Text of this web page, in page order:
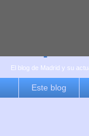
es
El blog de Madrid y su
Este blog